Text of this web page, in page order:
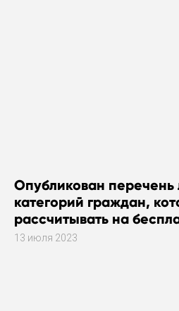
Опубликован перечень
категорий граждан,
рассчитывать на
газового оборудования
13 июля 2023